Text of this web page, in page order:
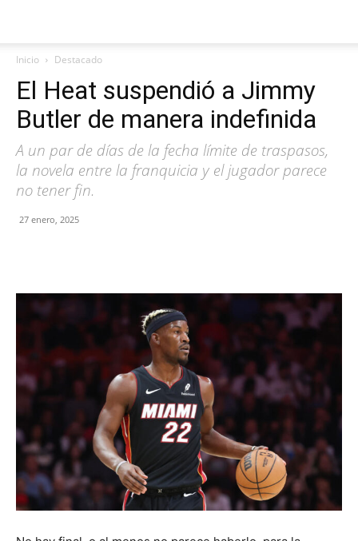
Inicio Destacado
El Heat suspendió a Jimmy
Butler de manera indefinida
A un par de días de la fecha límite de traspasos,
la novela entre la franquicia y el jugador parece
no tener fin.
27 enero, 2025